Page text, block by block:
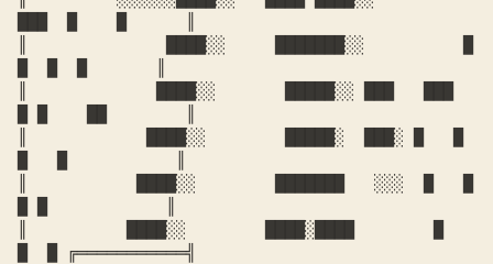
║              ████░░     ███████░░          █
║             ████░░       █████░░ ███   ███
║            ████░░        █████░  ███░ █   █
║           ████░░        ███████   ░░░  █   █
║          ████░░        ████░████        █
█  █ ╔═══════════╣